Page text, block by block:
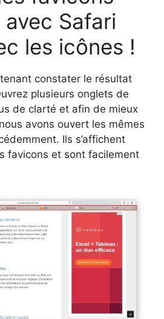
Safari
les icônes !
constater le résultat
plusieurs onglets de
de clarté et afin de mieux
avons ouvert les mêmes
Ils s’affichent
favicons et sont facilement